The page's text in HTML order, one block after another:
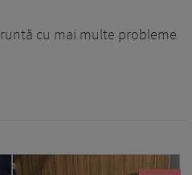
cu mai multe probleme